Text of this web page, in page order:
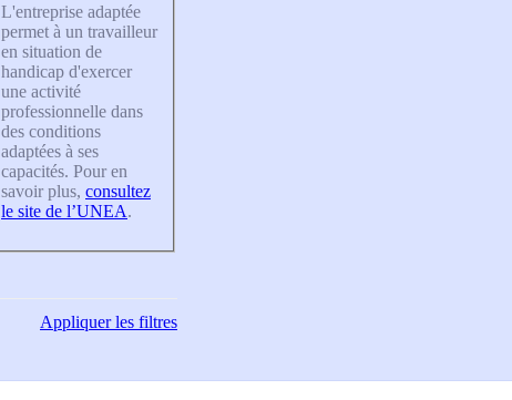
L'entreprise adaptée
permet à un travailleur
en situation de
handicap d'exercer
une activité
professionnelle dans
des conditions
adaptées à ses
capacités. Pour en
savoir plus, consultez
le site de l’UNEA.
Appliquerles filtres